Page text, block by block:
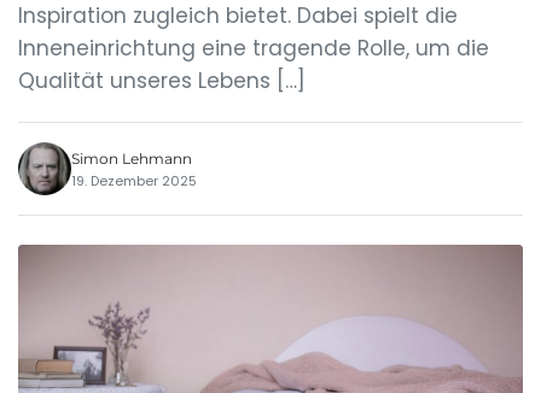
Inspiration zugleich bietet. Dabei spielt die
Inneneinrichtung eine tragende Rolle, um die
Qualität unseres Lebens […]
Simon Lehmann
19. Dezember 2025